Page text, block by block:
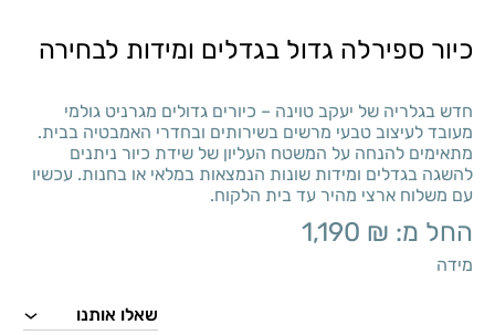
כיור ספירלה גדול בגדלים ומידות לבחירה
חדש בגלריה של יעקב טוינה – כיורים גדולים מגרניט גולמי
מעובד לעיצוב טבעי מרשים בשירותים ובחדרי האמבטיה בבית.
מתאימים להנחה על המשטח העליון של שידת כיור ניתנים
להשגה בגדלים ומידות שונות הנמצאות במלאי או בחנות. עכשיו
עם משלוח ארצי מהיר עד בית הלקוח.
החל מ: 1,190 ₪
מידה